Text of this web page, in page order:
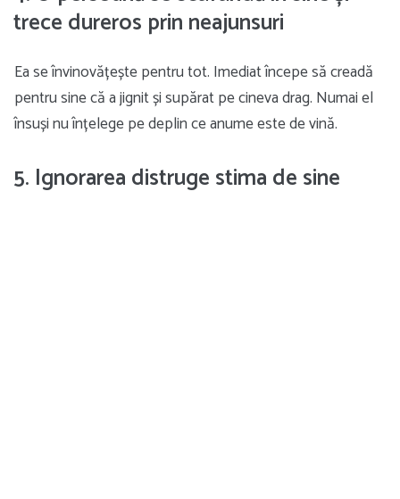
trece dureros prin neajunsuri
Ea se învinovățește pentru tot. Imediat începe să creadă
pentru sine că a jignit și supărat pe cineva drag. Numai el
însuși nu înțelege pe deplin ce anume este de vină.
5. Ignorarea distruge stima de sine